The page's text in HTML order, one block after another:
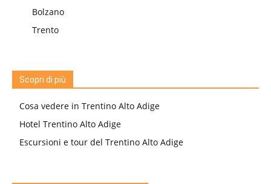
Bolzano
Trento
Scopri di più
Cosa vedere in Trentino Alto Adige
Hotel Trentino Alto Adige
Escursioni e tour del Trentino Alto Adige